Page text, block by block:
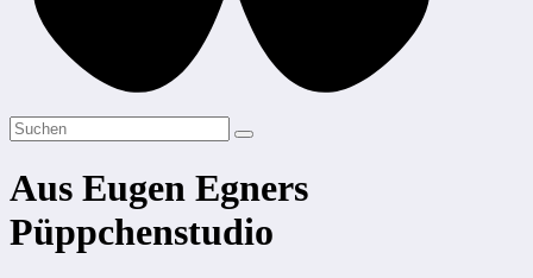
Aus Eugen Egners
Püppchenstudio